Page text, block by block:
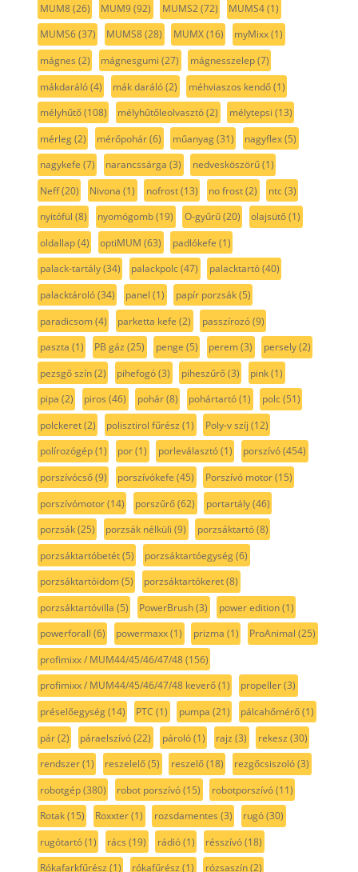
MUM8(26) MUM9(92) MUMS2(72) MUMS4(1)
MUMS6(37) MUMS8(28) MUMX(16) myMixx(1)
mágnes (2) mágnesgumi (27) mágnesszelep(7)
mákdaráló(4) mák daráló(2) méhviaszos kendő(1)
mélyhűtő(108) mélyhűtőleolvasztó(2) mélytepsi (13)
mérleg(2) mérőpohár(6) műanyag(31) nagyflex(5)
nagykefe (7) narancssárga (3) nedvesköszörű(1)
Neff(20) Nivona (1) nofrost(13) no frost(2) ntc(3)
nyitófül (8) nyomógomb(19) O-gyűrű(20) olajsütő(1)
oldallap(4) optiMUM (63) padlókefe (1)
palack-tartály(34) palackpolc(47) palacktartó(40)
palacktároló(34) panel (1) papír porzsák(5)
paradicsom(4) parketta kefe (2) passzírozó(9)
paszta (1) PB gáz (25) penge (5) perem(3) persely(2)
pezsgő szín(2) pihefogó(3) piheszűrő(3) pink(1)
pipa (2) piros (46) pohár(8) pohártartó(1) polc(51)
polckeret(2) polisztirol fűrész (1) Poly-v szíj (12)
polírozógép(1) por(1) porleválasztó(1) porszívó(454)
porszívócső(9) porszívókefe (45) Porszívó motor(15)
porszívómotor(14) porszűrő(62) portartály(46)
porzsák(25) porzsák nélküli (9) porzsáktartó(8)
porzsáktartóbetét(5) porzsáktartóegység(6)
porzsáktartóidom(5) porzsáktartókeret(8)
porzsáktartóvilla (5) PowerBrush(3) power edition(1)
powerforall (6) powermaxx(1) prizma (1) ProAnimal (25)
profimixx / MUM44/45/46/47/48(156)
profimixx / MUM44/45/46/47/48 keverő(1) propeller(3)
préselőegység(14) PTC (1) pumpa (21) pálcahőmérő(1)
pár(2) páraelszívó(22) pároló(1) rajz (3) rekesz (30)
rendszer(1) reszelelő(5) reszelő(18) rezgőcsiszoló(3)
robotgép(380) robot porszívó(15) robotporszívó(11)
Rotak(15) Roxxter(1) rozsdamentes (3) rugó(30)
rugótartó(1) rács (19) rádió(1) résszívó(18)
Rókafarkfűrész (1) rókafűrész (1) rózsaszín(2)